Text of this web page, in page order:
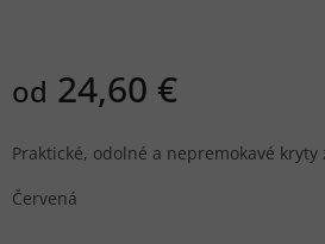
od 24,60 €
Praktické, odolné a nepremokavé
Červená